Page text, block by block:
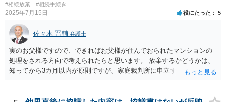
#相続放棄
#相続手続き
2025年7月15日 役にたった 5
佐々木 晋輔 弁護士
実のお父様ですので、できればお父様が住んでおられたマンションの
処理をされる方向で考えられたらと思います。 放棄するかどうかは、
知ってから3カ月以内が原則ですが、家庭裁判所に申立すれば3カ月の
放棄するかどうか決めることができます。 銀行やサラ金が数年も放置
することはありませんので、数年後に借金が発見される可能性はほぼ